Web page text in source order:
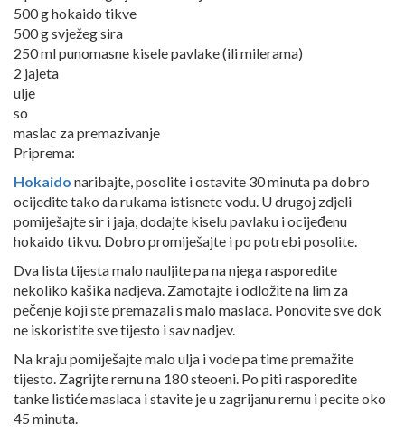
500 g hokaido tikve
500 g svježeg sira
250 ml punomasne kisele pavlake (ili milerama)
2 jajeta
ulje
so
maslac za premazivanje
Priprema:
Hokaido naribajte, posolite i ostavite 30 minuta pa dobro
ocijedite tako da rukama istisnete vodu. U drugoj zdjeli
pomiješajte sir i jaja, dodajte kiselu pavlaku i ocijeđenu
hokaido tikvu. Dobro promiješajte i po potrebi posolite.
Dva lista tijesta malo nauljite pa na njega rasporedite
nekoliko kašika nadjeva. Zamotajte i odložite na lim za
pečenje koji ste premazali s malo maslaca. Ponovite sve dok
ne iskoristite sve tijesto i sav nadjev.
Na kraju pomiješajte malo ulja i vode pa time premažite
tijesto. Zagrijte rernu na 180 steoeni. Po piti rasporedite
tanke listiće maslaca i stavite je u zagrijanu rernu i pecite oko
45 minuta.